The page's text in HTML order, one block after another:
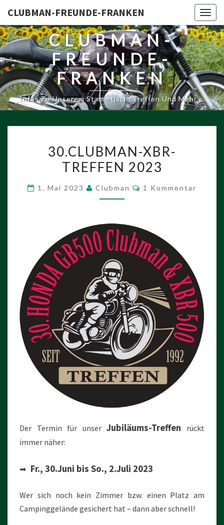
CLUBMAN-FREUNDE-FRANKEN
CLUBMAN-
FREUNDE-
FRANKEN
Infos Zu Unserem Stammtisch, Treffen Und Mehr …
XBR-
TREFFEN
30.CLUBMAN-XBR-
TREFFEN 2023
1. Mai 2023 Clubman Kommentare
1 Kommentar
Der Termin für unserJubiläums-Treffen rückt
immer näher:
➡ Fr., 30.Juni bis So., 2.Juli 2023
Wer sich noch kein Zimmer bzw. einen Platz am
Campinggelände gesichert hat – dann aber schnell!